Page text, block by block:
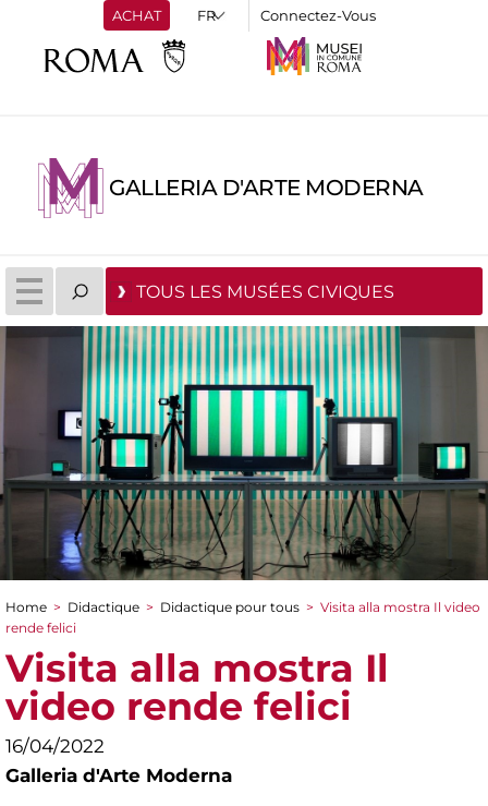
ACHAT Connectez-Vous
GALLERIA D'ARTE MODERNA
TOUS LES MUSÉES CIVIQUES
You are here
Home > Didactique > Didactique pour tous > Visita alla mostra Il video
rende felici
Visita alla mostra Il
video rende felici
16/04/2022
Galleria d'Arte Moderna